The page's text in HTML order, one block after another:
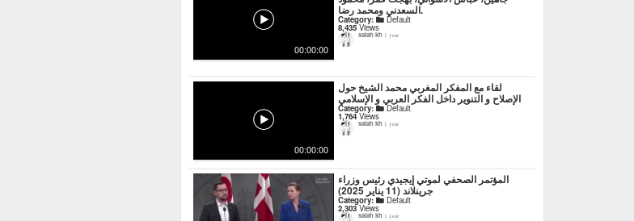
00:00:00
السعدني ومحمد رضا.
Category: Default
8,435Views
salah kh 1 year
00:00:00
لقاء مع المفكر المغربي محمد الشيخ حول
الإصلاح و التنوير داخل الفكر العربي و الإسلامي
Category: Default
1,764Views
salah kh 1 year
المؤتمر الصحفي لموتي إيجيدي رئيس وزراء
جرينلاند (11 يناير 2025)
Category: Default
2,303Views
salah kh 1 year